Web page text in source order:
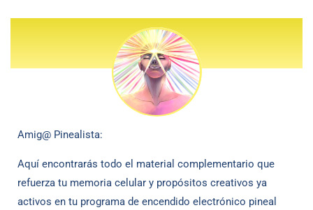
Amig@ Pinealista:
Aquí encontrarás todo el material complementario que
refuerza tu memoria celular y propósitos creativos ya
activos en tu programa de encendido electrónico pineal